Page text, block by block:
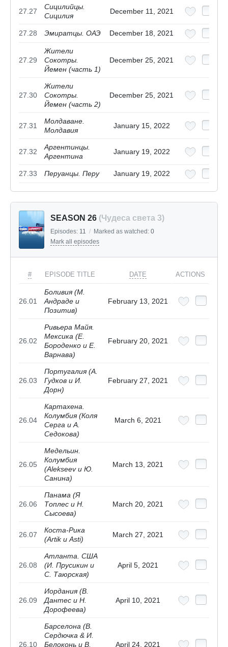
27.27
Сицилийцы.
Сицилия
December 11, 2021
27.28 Эмиратцы. ОАЭ December 18, 2021
27.29
Жители
Сокотры.
Йемен (часть 1)
December 25, 2021
27.30
Жители
Сокотры.
Йемен (часть 2)
December 25, 2021
27.31
Молдаване.
Молдавия
January 15, 2022
27.32
Аргентинцы.
Аргентина
January 19, 2022
27.33 Перуанцы. Перу January 19, 2022
SEASON 26 (Чудеса света 3)
Episodes: 11 / Marked as watched: 0
Mark all episodes
# EPISODE TITLE DATE ACTIONS
26.01
Боливия (М.
Андраде и
Позитив)
February 13, 2021
26.02
Ривьера Майя.
Мексика (Е.
Бороденко и Е.
Варнава)
February 20, 2021
26.03
Португалия (А.
Гудков и И.
Дорн)
February 27, 2021
26.04
Картахена.
Колумбия (Коля
Серга и А.
Седокова)
March 6, 2021
26.05
Медельин.
Колумбия
(Alekseev и Ю.
Санина)
March 13, 2021
26.06
Панама (Я
Топлес и Н.
Сысоева)
March 20, 2021
26.07
Коста-Рика
(Artik и Asti)
March 27, 2021
26.08
Атланта. США
(И. Прусикин и
С. Таюрская)
April 5, 2021
26.09
Иордания (В.
Дантес и Н.
Дорофеева)
April 10, 2021
26.10
Барселона (В.
Сердючка & И.
Белоконь и В.
April 24, 2021